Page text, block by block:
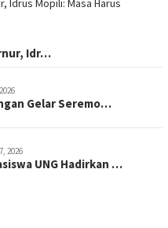
Idr…
Gelar Seremo…
2026
UNG Hadirkan …